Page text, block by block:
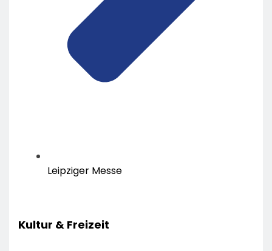
Leipziger Messe
Kultur & Freizeit